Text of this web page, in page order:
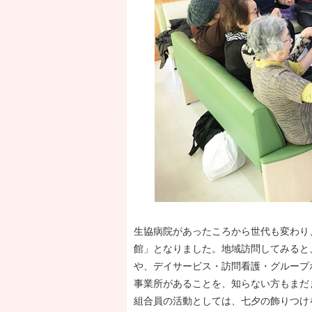
生協病院があったころから世代も変わ
館」となりました。地域訪問してみる
や、デイサービス・訪問看護・グルー
事業所があることを、知らない方もま
組合員の活動としては、七夕の飾りつ